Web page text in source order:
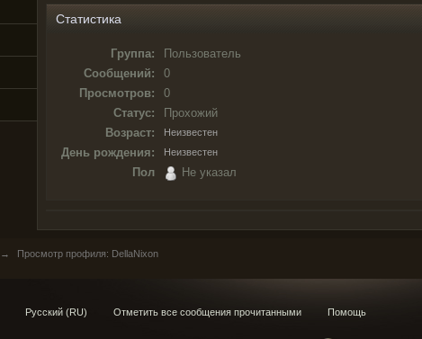
Статистика
Группа:
Пользователь
Сообщений:
0
Просмотров:
0
Статус:
Прохожий
Возраст:
Неизвестен
День рождения: Неизвестен
Пол Не указал
→ Просмотр профиля: DellaNixon
Русский (RU) Отметить все сообщения прочитанными Помощь